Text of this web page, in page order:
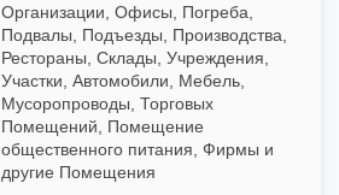
Организации, Офисы, Погреба,
Подвалы, Подъезды, Производства,
Рестораны, Склады, Учреждения,
Участки, Автомобили, Мебель,
Мусоропроводы, Торговых
Помещений, Помещение
общественного питания, Фирмы и
другие Помещения